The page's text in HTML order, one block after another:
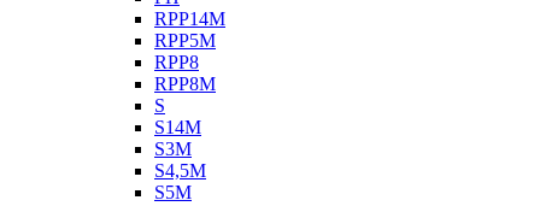
RPP14M
RPP5M
RPP8
RPP8M
S
S14M
S3M
S4,5M
S5M